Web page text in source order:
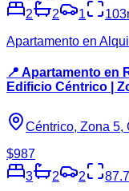
2
2 1 103
Apartamento en
📍 Apartamento en
Edificio Céntrico |
Céntrico, Zona 5,
$987
3
2 2